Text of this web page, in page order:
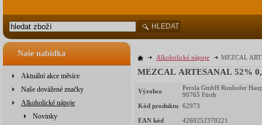
Naše nabídka
Aktuální akce měsíce
Naše dovážené značky
Alkoholické nápoje
Novinky
Alkoholické nápoje MEZCAL
MEZCAL ARTESANAL 52%
Výrobce
Perola GmbH Ronhofer
90765 Fürth
Kód produktu 62973
EAN kód 4260252370221
HLEDAT